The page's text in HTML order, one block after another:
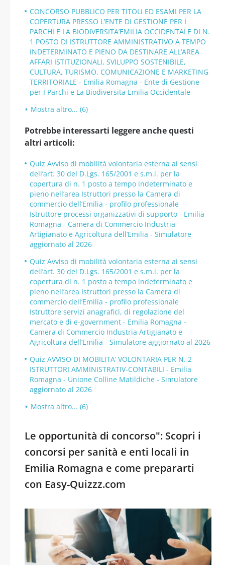
CONCORSO PUBBLICO PER TITOLI ED ESAMI PER LA
COPERTURA PRESSO L’ENTE DI GESTIONE PER I
PARCHI E LA BIODIVERSITA’EMILIA OCCIDENTALE DI N.
1 POSTO DI ISTRUTTORE AMMINISTRATIVO A TEMPO
INDETERMINATO E PIENO DA DESTINARE ALL’AREA
AFFARI ISTITUZIONALI, SVILUPPO SOSTENIBILE,
CULTURA, TURISMO, COMUNICAZIONE E MARKETING
TERRITORIALE - Emilia Romagna - Ente di Gestione
per I Parchi e La Biodiversita Emilia Occidentale
Mostra altro... (6)
Potrebbe interessarti leggere anche questi
altri articoli:
Quiz Avviso di mobilità volontaria esterna ai sensi
dell’art. 30 del D.Lgs. 165/2001 e s.m.i. per la
copertura di n. 1 posto a tempo indeterminato e
pieno nell’area Istruttori presso la Camera di
commercio dell’Emilia - profilo professionale
Istruttore processi organizzativi di supporto - Emilia
Romagna - Camera di Commercio Industria
Artigianato e Agricoltura dell’Emilia - Simulatore
aggiornato al 2026
Quiz Avviso di mobilità volontaria esterna ai sensi
dell’art. 30 del D.Lgs. 165/2001 e s.m.i. per la
copertura di n. 1 posto a tempo indeterminato e
pieno nell’area Istruttori presso la Camera di
commercio dell’Emilia - profilo professionale
Istruttore servizi anagrafici, di regolazione del
mercato e di e-government - Emilia Romagna -
Camera di Commercio Industria Artigianato e
Agricoltura dell’Emilia - Simulatore aggiornato al 2026
Quiz AVVISO DI MOBILITA’ VOLONTARIA PER N. 2
ISTRUTTORI AMMINISTRATIV-CONTABILI - Emilia
Romagna - Unione Colline Matildiche - Simulatore
aggiornato al 2026
Mostra altro... (6)
Le opportunità di concorso": Scopri i
concorsi per sanità e enti locali in
Emilia Romagna e come prepararti
con Easy-Quizzz.com